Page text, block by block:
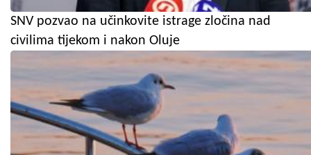
SNV pozvao na učinkovite istrage zločina nad
civilima tijekom i nakon Oluje